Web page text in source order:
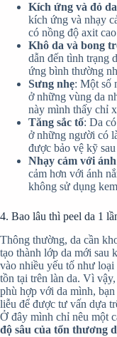
Kích ứng và đỏ da
kích ứng và nhạy
có nồng độ axit
Khô da và bong
dẫn đến tình trạng
ứng bình thường
Sưng nhẹ: Một số
ở những vùng da
này mình thấy chỉ
Tăng sắc tố: Da
ở những người có
được bảo vệ kỹ sau
Nhạy cảm với
cảm hơn với ánh
không sử dụng
4. Bao lâu thì peel da 1
Thông thường, da cần
tạo thành lớp da mới sau
vào nhiều yếu tố như loại
tồn tại trên làn da. Vì
phù hợp với da mình,
liễu để được tư vấn dựa
Ở đây mình chỉ nêu một
độ sâu của tổn thương